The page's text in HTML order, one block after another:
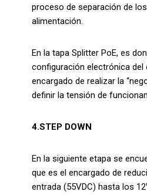
proceso de separación de
alimentación.
En la tapa Splitter PoE, es
configuración electrónica del
encargado de realizar la
definir la tensión de
4.STEP DOWN
En la siguiente etapa se
que es el encargado de
entrada (55VDC) hasta los